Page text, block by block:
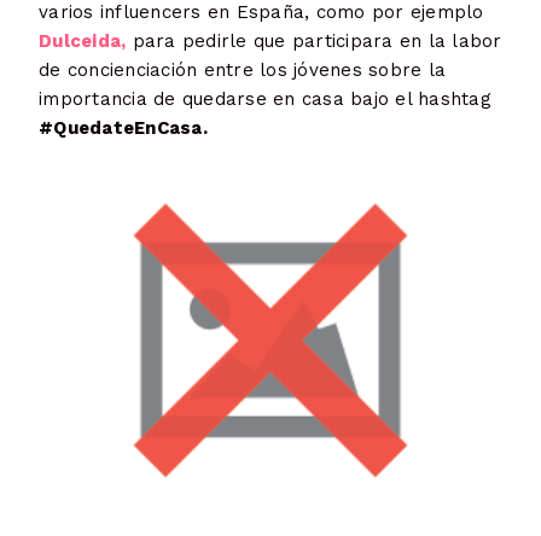
varios influencers en España, como por ejemplo
Dulceida, para pedirle que participara en la labor
de concienciación entre los jóvenes sobre la
importancia de quedarse en casa bajo el hashtag
#QuedateEnCasa.